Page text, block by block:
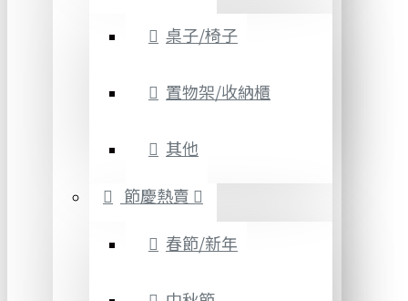
桌子/椅子
置物架/收納櫃
其他
節慶熱賣
春節/新年